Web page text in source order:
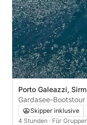
Porto Galeazzi,
Gardasee-
Skipper inklusive
4 Stunden · Für